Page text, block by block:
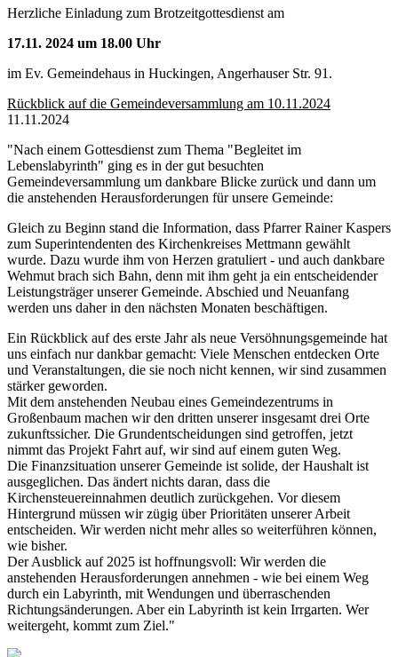
Herzliche Einladung zum Brotzeitgottesdienst am
17.11. 2024 um 18.00 Uhr
im Ev. Gemeindehaus in Huckingen, Angerhauser Str. 91.
Rückblick auf die Gemeindeversammlung am 10.11.2024
11.11.2024
"Nach einem Gottesdienst zum Thema "Begleitet im
Lebenslabyrinth" ging es in der gut besuchten
Gemeindeversammlung um dankbare Blicke zurück und dann um
die anstehenden Herausforderungen für unsere Gemeinde:
Gleich zu Beginn stand die Information, dass Pfarrer Rainer Kaspers
zum Superintendenten des Kirchenkreises Mettmann gewählt
wurde. Dazu wurde ihm von Herzen gratuliert - und auch dankbare
Wehmut brach sich Bahn, denn mit ihm geht ja ein entscheidender
Leistungsträger unserer Gemeinde. Abschied und Neuanfang
werden uns daher in den nächsten Monaten beschäftigen.
Ein Rückblick auf des erste Jahr als neue Versöhnungsgemeinde hat
uns einfach nur dankbar gemacht: Viele Menschen entdecken Orte
und Veranstaltungen, die sie noch nicht kennen, wir sind zusammen
stärker geworden.
Mit dem anstehenden Neubau eines Gemeindezentrums in
Großenbaum machen wir den dritten unserer insgesamt drei Orte
zukunftssicher. Die Grundentscheidungen sind getroffen, jetzt
nimmt das Projekt Fahrt auf, wir sind auf einem guten Weg.
Die Finanzsituation unserer Gemeinde ist solide, der Haushalt ist
ausgeglichen. Das ändert nichts daran, dass die
Kirchensteuereinnahmen deutlich zurückgehen. Vor diesem
Hintergrund müssen wir zügig über Prioritäten unserer Arbeit
entscheiden. Wir werden nicht mehr alles so weiterführen können,
wie bisher.
Der Ausblick auf 2025 ist hoffnungsvoll: Wir werden die
anstehenden Herausforderungen annehmen - wie bei einem Weg
durch ein Labyrinth, mit Wendungen und überraschenden
Richtungsänderungen. Aber ein Labyrinth ist kein Irrgarten. Wer
weitergeht, kommt zum Ziel."